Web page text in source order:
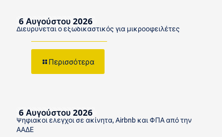
6 Αυγούστου 2026
Διευρύνεται ο εξωδικαστικός για μικροοφειλέτες
Περισσότερα
6 Αυγούστου 2026
Ψηφιακοί έλεγχοι σε ακίνητα, Airbnb και ΦΠΑ από την
ΑΑΔΕ